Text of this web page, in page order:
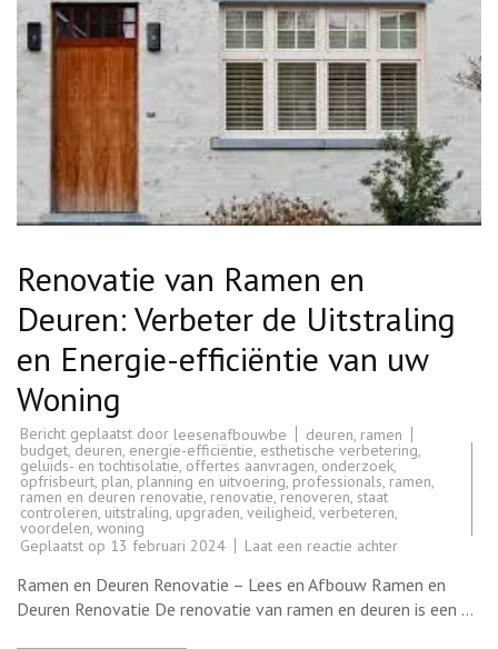
Renovatie van Ramen en
Deuren: Verbeter de Uitstraling
en Energie-efficiëntie van uw
Woning
Bericht geplaatst door leesenafbouwbe deuren ramen
budget, deuren, energie-efficiëntie, esthetische verbetering,
geluids- en tochtisolatie, offertes aanvragen, onderzoek,
opfrisbeurt, plan, planning en uitvoering, professionals, ramen,
ramen en deuren renovatie, renovatie, renoveren, staat
controleren, uitstraling, upgraden, veiligheid, verbeteren,
voordelen, woning
Geplaatst op 13 februari 2024 Laat een reactie achterop
Ramen
en
Deuren:
Ramen en Deuren Renovatie – Lees en Afbouw Ramen en
Deuren Renovatie De renovatie van ramen en deuren is een …